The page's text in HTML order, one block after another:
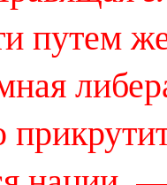
путем